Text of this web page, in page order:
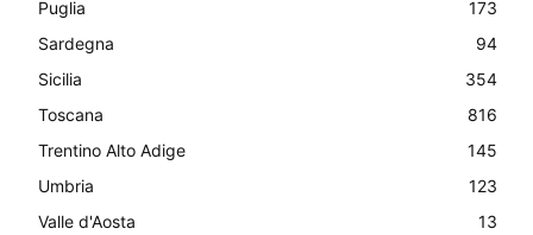
Puglia
173
Sardegna
94
Sicilia
354
Toscana
816
Trentino Alto Adige
145
Umbria
123
Valle d'Aosta
13